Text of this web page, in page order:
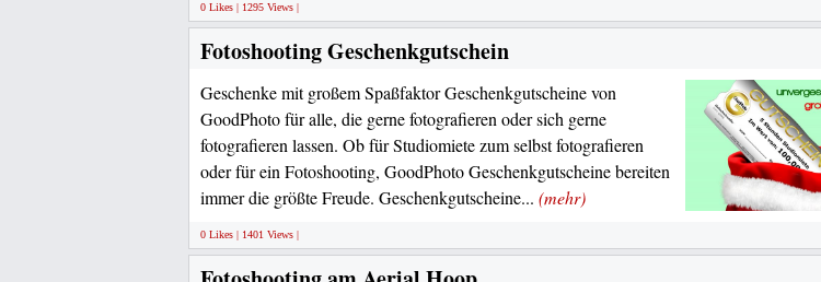
0 Likes | 1295 Views |
Fotoshooting Geschenkgutschein
Geschenke mit großem Spaßfaktor Geschenkgutscheine von
GoodPhoto für alle, die gerne fotografieren oder sich gerne
fotografieren lassen. Ob für Studiomiete zum selbst fotografieren
oder für ein Fotoshooting, GoodPhoto Geschenkgutscheine bereiten
immer die größte Freude. Geschenkgutscheine... (mehr)
0 Likes | 1401 Views |